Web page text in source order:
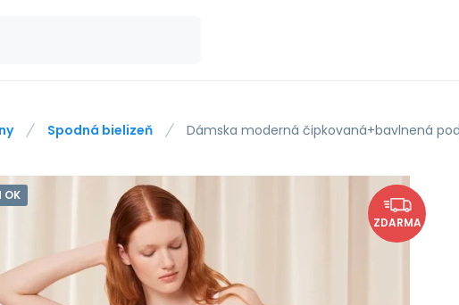
Spodná bielizeň Dámska moderná čipkovaná+bavlnená
OK
ZDARMA